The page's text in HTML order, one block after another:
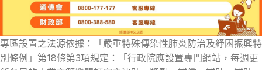
專區設置之法源依據：「嚴重特殊傳染性肺炎防治及紓困振興特
別條例」第18條第3項規定：「行政院應設置專門網站，每週更